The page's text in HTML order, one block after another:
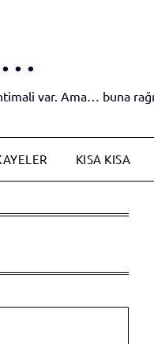
var. Ama… buna
KISA KISA